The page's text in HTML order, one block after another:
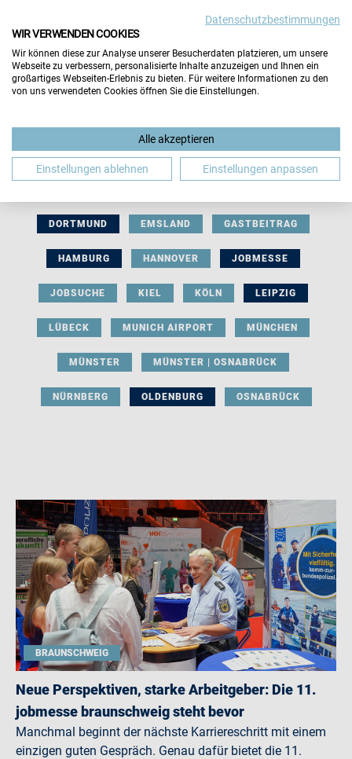
BERUFLICHE ORIENTIERUNG BEWERBUNG
DORTMUND EMSLAND GASTBEITRAG
HAMBURG HANNOVER JOBMESSE
JOBSUCHE KIEL KÖLN LEIPZIG
LÜBECK MUNICH AIRPORT MÜNCHEN
MÜNSTER MÜNSTER | OSNABRÜCK
NÜRNBERG OLDENBURG OSNABRÜCK
BRAUNSCHWEIG
Neue Perspektiven, starke Arbeitgeber: Die 11.
jobmesse braunschweig steht bevor
Manchmal beginnt der nächste Karriereschritt mit einem
einzigen guten Gespräch. Genau dafür bietet die 11.
Datenschutzbestimmungen
WIR VERWENDEN COOKIES
Wir können diese zur Analyse unserer Besucherdaten platzieren, um unsere
Webseite zu verbessern, personalisierte Inhalte anzuzeigen und Ihnen ein
großartiges Webseiten-Erlebnis zu bieten. Für weitere Informationen zu den
von uns verwendeten Cookies öffnen Sie die Einstellungen.
Alle akzeptieren
Einstellungen ablehnen Einstellungen anpassen